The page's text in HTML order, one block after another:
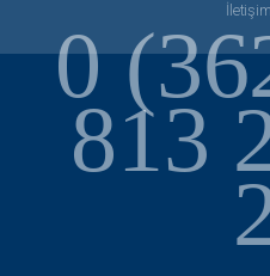
0
813